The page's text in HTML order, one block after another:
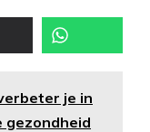
je in
gezondheid